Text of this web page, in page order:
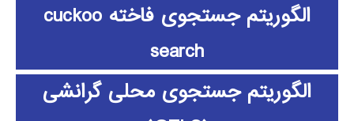
الگوریتم جستجوی فاخته cuckoo
search
الگوریتم جستجوی محلی گرانشی